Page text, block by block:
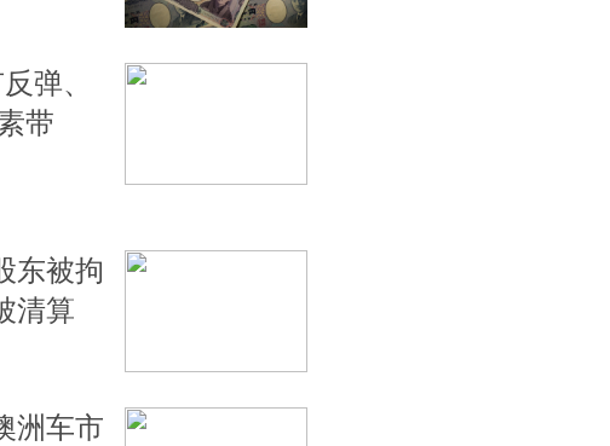
弹、
带
东被拘
清算
洲车市